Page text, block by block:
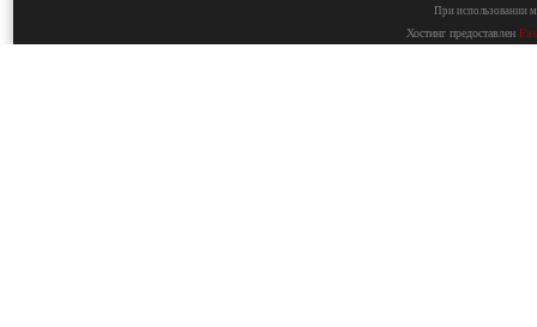
При использовании
Хостинг предоставлен